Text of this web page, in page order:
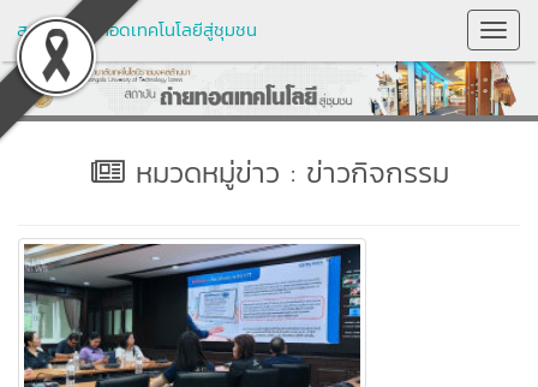
สถาบันถ่ายทอดเทคโนโลยีสู่ชุมชน
หมวดหมู่ข่าว : ข่าวกิจกรรม